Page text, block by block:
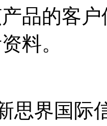
品的客
料。
思界国际